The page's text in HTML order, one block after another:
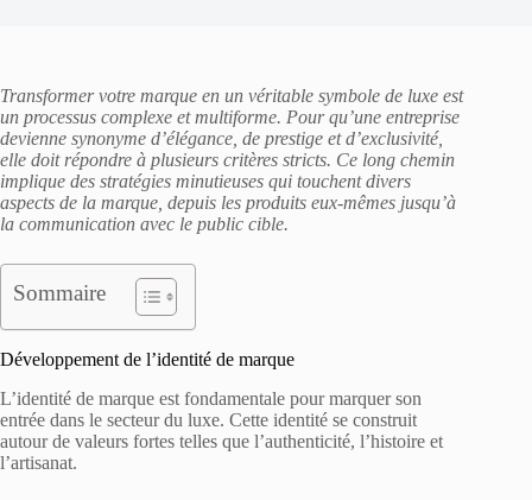
Transformer votre marque en un véritable symbole de luxe est
un processus complexe et multiforme. Pour qu’une entreprise
devienne synonyme d’élégance, de prestige et d’exclusivité,
elle doit répondre à plusieurs critères stricts. Ce long chemin
implique des stratégies minutieuses qui touchent divers
aspects de la marque, depuis les produits eux-mêmes jusqu’à
la communication avec le public cible.
Sommaire
Développement de l’identité de marque
L’identité de marque est fondamentale pour marquer son
entrée dans le secteur du luxe. Cette identité se construit
autour de valeurs fortes telles que l’authenticité, l’histoire et
l’artisanat.